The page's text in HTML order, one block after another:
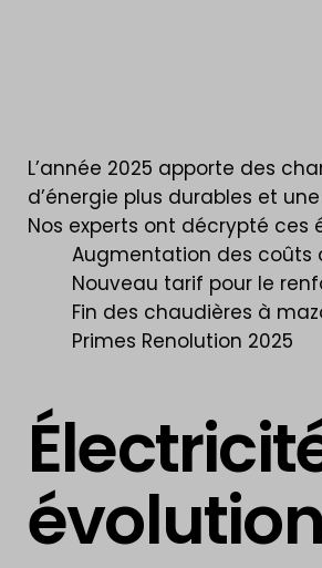
L’année 2025 apporte des
d’énergie plus durables et
Nos experts ont décrypté ces
Augmentation des coûts
Nouveau tarif pour le
Fin des chaudières à
Primes Renolution 2025